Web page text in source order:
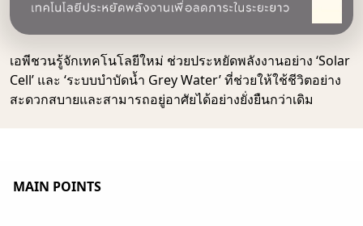
เอพีชวนรู้จักเทคโนโลยีใหม่ ช่วยประหยัดพลังงานอย่าง ‘Solar
Cell’ และ ‘ระบบบำบัดน้ำ Grey Water’ ที่ช่วยให้ใช้ชีวิตอย่าง
สะดวกสบายและสามารถอยู่อาศัยได้อย่างยั่งยืนกว่าเดิม
MAIN POINTS